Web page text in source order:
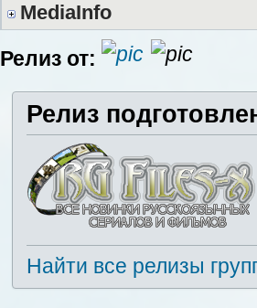
MediaInfo
Релиз от:
Релиз
Найти все релизы